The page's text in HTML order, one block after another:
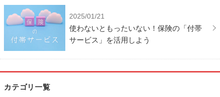
2025/01/21
使わないともったいない！保険の「付帯
サービス」を活用しよう
カテゴリ一覧